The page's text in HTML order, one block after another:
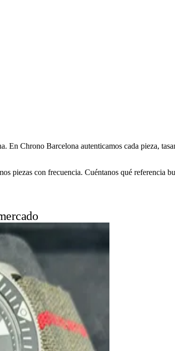
En Chrono Barcelona autenticamos cada pieza,
piezas con frecuencia. Cuéntanos qué referencia